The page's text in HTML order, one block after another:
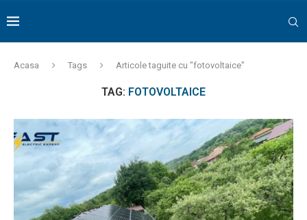
Acasa Tags Articole taguite cu "fotovoltaice"
TAG: FOTOVOLTAICE